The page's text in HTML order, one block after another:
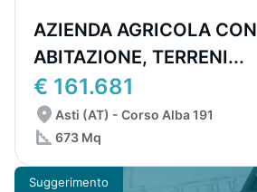
AZIENDA AGRICOLA CON
ABITAZIONE, TERRENI...
€ 161.681
Asti (AT) - Corso Alba 191
673 Mq
Suggerimento